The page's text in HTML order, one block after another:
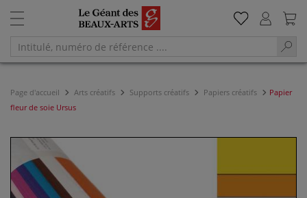
Page d'accueil Arts créatifs Supports créatifs Papiers créatifs
Papier
fleur de soie Ursus